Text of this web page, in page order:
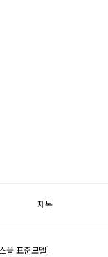
제목
울 표준모델]